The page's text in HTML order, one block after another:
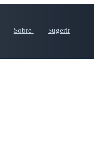
Sobre
Sugerir